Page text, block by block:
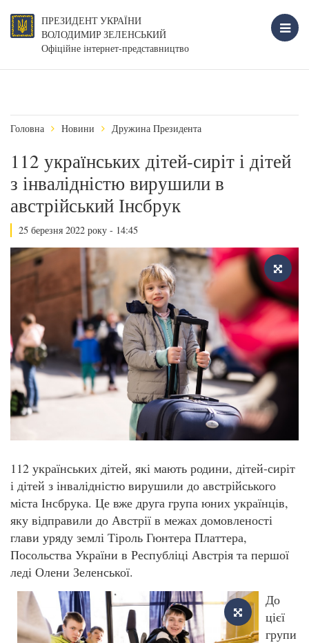
ПРЕЗИДЕНТ УКРАЇНИ
ВОЛОДИМИР ЗЕЛЕНСЬКИЙ
Офіційне інтернет-представництво
Головна Новини Дружина Президента
112 українських дітей-сиріт і дітей
з інвалідністю вирушили в
австрійський Інсбрук
25 березня 2022 року - 14:45
112 українських дітей, які мають родини, дітей-сиріт
і дітей з інвалідністю вирушили до австрійського
міста Інсбрука. Це вже друга група юних українців,
яку відправили до Австрії в межах домовленості
глави уряду землі Тіроль Гюнтера Платтера,
Посольства України в Республіці Австрія та першої
леді Олени Зеленської.
До
цієї
групи